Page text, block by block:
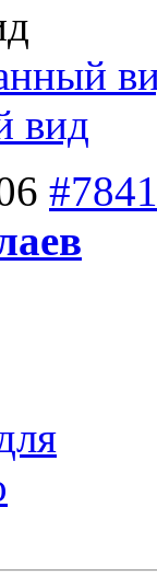
вид
#7841